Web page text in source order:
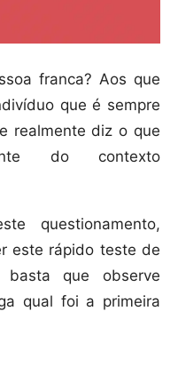
franca? Aos que
que é sempre
realmente diz o que
do contexto
questionamento,
este rápido teste de
basta que observe
qual foi a primeira